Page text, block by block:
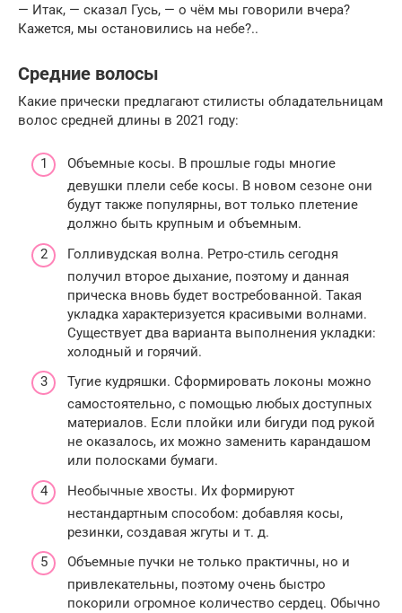
— Итак, — сказал Гусь, — о чём мы говорили вчера?
Кажется, мы остановились на небе?..
Средние волосы
Какие прически предлагают стилисты обладательницам
волос средней длины в 2021 году:
Объемные косы. В прошлые годы многие
девушки плели себе косы. В новом сезоне они
будут также популярны, вот только плетение
должно быть крупным и объемным.
Голливудская волна. Ретро-стиль сегодня
получил второе дыхание, поэтому и данная
прическа вновь будет востребованной. Такая
укладка характеризуется красивыми волнами.
Существует два варианта выполнения укладки:
холодный и горячий.
Тугие кудряшки. Сформировать локоны можно
самостоятельно, с помощью любых доступных
материалов. Если плойки или бигуди под рукой
не оказалось, их можно заменить карандашом
или полосками бумаги.
Необычные хвосты. Их формируют
нестандартным способом: добавляя косы,
резинки, создавая жгуты и т. д.
Объемные пучки не только практичны, но и
привлекательны, поэтому очень быстро
покорили огромное количество сердец. Обычно